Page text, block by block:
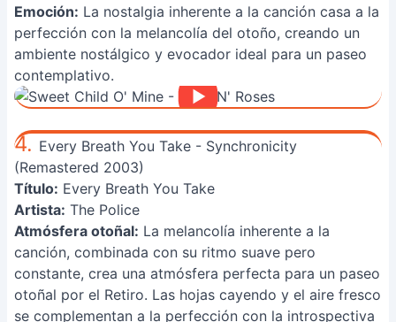
Emoción: La nostalgia inherente a la canción casa a la
perfección con la melancolía del otoño, creando un
ambiente nostálgico y evocador ideal para un paseo
contemplativo.
4. Every Breath You Take - Synchronicity
(Remastered 2003)
Título: Every Breath You Take
Artista: The Police
Atmósfera otoñal: La melancolía inherente a la
canción, combinada con su ritmo suave pero
constante, crea una atmósfera perfecta para un paseo
otoñal por el Retiro. Las hojas cayendo y el aire fresco
se complementan a la perfección con la introspectiva